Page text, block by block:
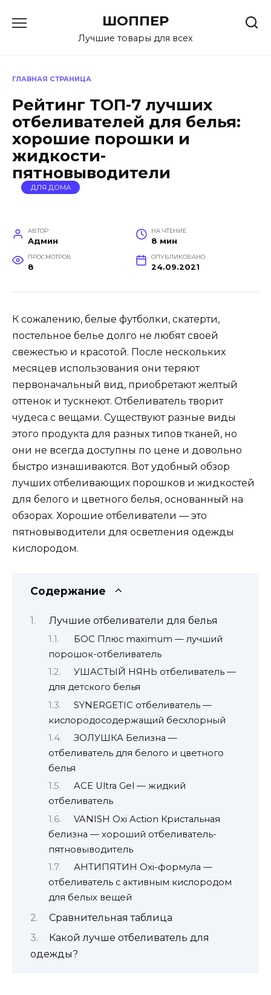
ШОППЕР
Лучшие товары для всех
ГЛАВНАЯ СТРАНИЦА
Рейтинг ТОП-7 лучших
отбеливателей для белья:
хорошие порошки и
жидкости-
пятновыводители
ДЛЯ ДОМА
АВТОР
Админ
НА ЧТЕНИЕ
8 мин
ПРОСМОТРОВ
8
ОПУБЛИКОВАНО
24.09.2021
К сожалению, белые футболки, скатерти,
постельное белье долго не любят своей
свежестью и красотой. После нескольких
месяцев использования они теряют
первоначальный вид, приобретают желтый
оттенок и тускнеют. Отбеливатель творит
чудеса с вещами. Существуют разные виды
этого продукта для разных типов тканей, но
они не всегда доступны по цене и довольно
быстро изнашиваются. Вот удобный обзор
лучших отбеливающих порошков и жидкостей
для белого и цветного белья, основанный на
обзорах. Хорошие отбеливатели — это
пятновыводители для осветления одежды
кислородом.
Содержание
Лучшие отбеливатели для белья
БОС Плюс maximum — лучший
порошок-отбеливатель
УШАСТЫЙ НЯНЬ отбеливатель —
для детского белья
SYNERGETIC отбеливатель —
кислородосодержащий бесхлорный
ЗОЛУШКА Белизна —
отбеливатель для белого и цветного
белья
ACE Ultra Gel — жидкий
отбеливатель
VANISH Oxi Action Кристальная
белизна — хороший отбеливатель-
пятновыводитель
АНТИПЯТИН Oxi-формула —
отбеливатель с активным кислородом
для белых вещей
Сравнительная таблица
Какой лучше отбеливатель для
одежды?